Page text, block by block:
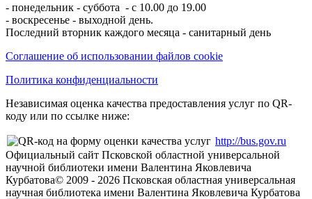
- понедельник - суббота - с 10.00 до 19.00
- воскресенье - выходной день.
Последний вторник каждого месяца - санитарный день
Соглашение об использовании файлов cookie
Политика конфиденциальности
Независимая оценка качества предоставления услуг по QR-
коду или по ссылке ниже:
http://bus.gov.ru
Официальный сайт Псковской областной универсальной
научной библиотеки имени Валентина Яковлевича
Курбатова© 2009 - 2026 Псковская областная универсальная
научная библиотека имени Валентина Яковлевича Курбатова